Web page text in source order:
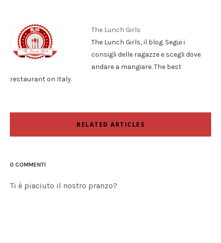
The Lunch Girls
The Lunch Girls, il blog. Segui i
consigli delle ragazze e scegli dove
andare a mangiare. The best
restaurant on Italy.
RELATED ARTICLES
0 COMMENTI
Ti è piaciuto il nostro pranzo?